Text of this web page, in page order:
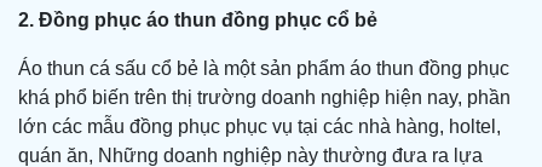
2. Đồng phục áo thun đồng phục cổ bẻ
Áo thun cá sấu cổ bẻ là một sản phẩm áo thun đồng phục
khá phổ biến trên thị trường doanh nghiệp hiện nay, phần
lớn các mẫu đồng phục phục vụ tại các nhà hàng, holtel,
quán ăn, Những doanh nghiệp này thường đưa ra lựa